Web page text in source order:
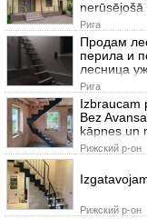
Рига
Продам
перила и
лесница
Рига
Izbraucam
Bez
kāpnes un
Рижский р-он
Рижский р-он